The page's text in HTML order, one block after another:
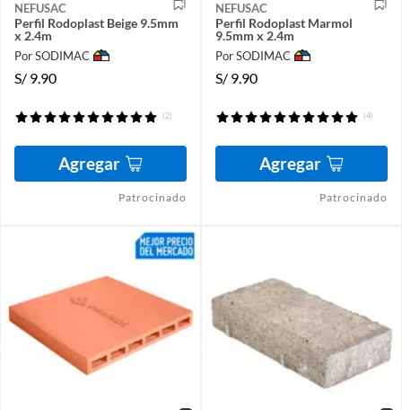
NEFUSAC
Perfil Rodoplast Beige 9.5mm
x 2.4m
Por SODIMAC
S/ 9.90
(2)
Agregar
Patrocinado
NEFUSAC
Perfil Rodoplast Marmol
9.5mm x 2.4m
Por SODIMAC
S/ 9.90
(4)
Agregar
Patrocinado